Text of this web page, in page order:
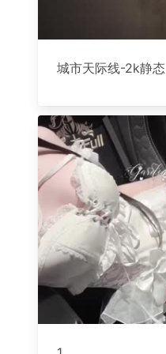
城市天际线-2k静态